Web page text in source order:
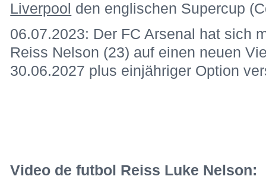
Liverpool den englischen Supercup
06.07.2023: Der FC Arsenal hat sich
Reiss Nelson (23) auf einen neuen
30.06.2027 plus einjähriger Option
Video de futbol Reiss Luke Nelson: